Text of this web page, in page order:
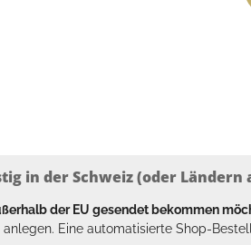
in der Schweiz (oder
der EU gesendet bekommen
anlegen. Eine automatisierte Shop-